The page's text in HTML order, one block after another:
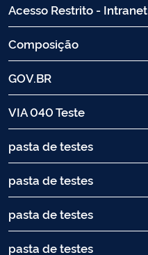
Acesso Restrito - Intranet
Composição
GOV.BR
VIA 040 Teste
pasta de testes
pasta de testes
pasta de testes
pasta de testes